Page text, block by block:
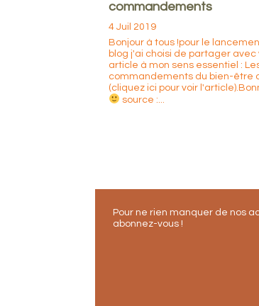
commandements
4 Juil 2019
Bonjour à tous !pour le
blog j'ai choisi de partager avec
article à mon sens essentiel :
commandements du bien-être
(cliquez ici pour voir
source :...
Pour ne rien manquer de nos
abonnez-vous !